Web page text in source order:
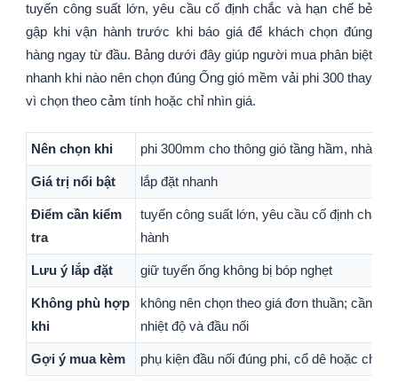
tuyến công suất lớn, yêu cầu cố định chắc và hạn chế bẻ
gập khi vận hành trước khi báo giá để khách chọn đúng
hàng ngay từ đầu. Bảng dưới đây giúp người mua phân biệt
nhanh khi nào nên chọn đúng Ống gió mềm vải phi 300 thay
vì chọn theo cảm tính hoặc chỉ nhìn giá.
Nên chọn khi phi 300mm cho thông gió tầng hầm, nhà
Giá trị nổi bật lắp đặt nhanh
Điểm cần kiểm
tra
tuyến công suất lớn, yêu cầu cố định chắc
hành
Lưu ý lắp đặt giữ tuyến ống không bị bóp nghẹt
Không phù hợp
khi
không nên chọn theo giá đơn thuần; cần
nhiệt độ và đầu nối
Gợi ý mua kèm phụ kiện đầu nối đúng phi, cổ dê hoặc chi